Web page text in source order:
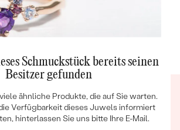
für Eppi
Schmuckstück bereits seinen
Besitzer gefunden
ähnliche Produkte, die auf Sie warten.
Verfügbarkeit dieses Juwels informiert
hinterlassen Sie uns bitte Ihre E-Mail.